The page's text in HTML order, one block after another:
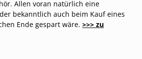
Allen voran natürlich eine
bekanntlich auch beim Kauf eines
Ende gespart wäre. >>> zu